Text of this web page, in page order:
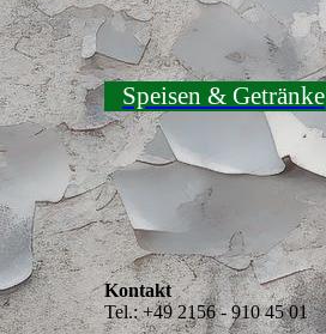
Speisen & Getränke
Kontakt
Tel.: +49 2156 - 910 45 01